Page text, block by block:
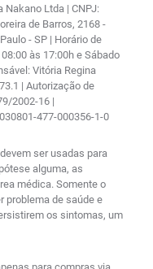
Nakano Ltda | CNPJ:
de Barros, 2168 -
- SP | Horário de
às 17:00h e Sábado
Vitória Regina
| Autorização de
2002-16 |
477-000356-1-0
ser usadas para
alguma, as
médica. Somente o
problema de saúde e
os sintomas, um